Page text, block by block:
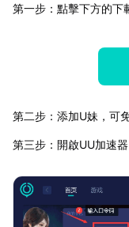
第一步：點擊下方的下
第二步：添加U妹，可
第三步：開啟UU加速